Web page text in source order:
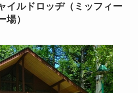
ルドロッヂ（ミッフィー
場）